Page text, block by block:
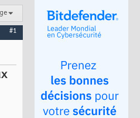
#1